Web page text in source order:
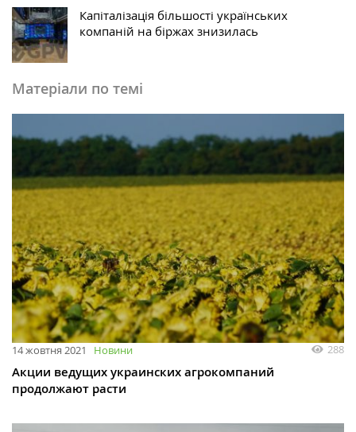
Капіталізація більшості українських
компаній на біржах знизилась
Матеріали по темі
14 жовтня 2021 Новини 288
Акции ведущих украинских агрокомпаний
продолжают расти